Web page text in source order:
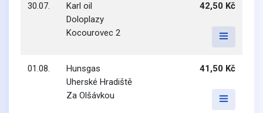
30.07.
Karl oil
Doloplazy
Kocourovec 2
42,50 Kč
01.08.
Hunsgas
Uherské Hradiště
Za Olšávkou
41,50 Kč